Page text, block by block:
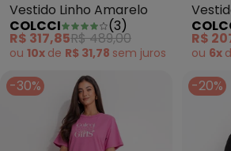
Vestido Linho Amarelo
COLCCI
(3)
R$ 317,85R$ 489,00
ou 10x de R$ 31,78 sem juros
R$
ou 6x
-30% -20%